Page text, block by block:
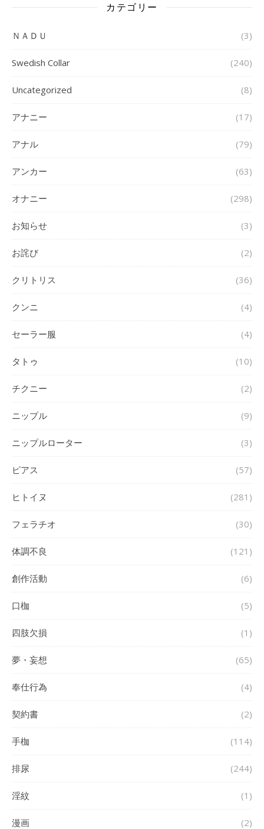
カテゴリー
ＮＡＤＵ (3)
Swedish Collar (240)
Uncategorized (8)
アナニー (17)
アナル (79)
アンカー (63)
オナニー (298)
お知らせ (3)
お詫び (2)
クリトリス (36)
クンニ (4)
セーラー服 (4)
タトゥ (10)
チクニー (2)
ニップル (9)
ニップルローター (3)
ピアス (57)
ヒトイヌ (281)
フェラチオ (30)
体調不良 (121)
創作活動 (6)
口枷 (5)
四肢欠損 (1)
夢・妄想 (65)
奉仕行為 (4)
契約書 (2)
手枷 (114)
排尿 (244)
淫紋 (1)
漫画 (2)